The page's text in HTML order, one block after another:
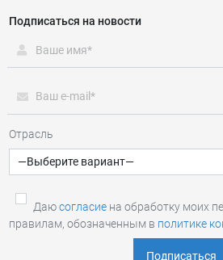
Подписаться на новости
Отрасль
Даюсогласиена обработку моих
правилам, обозначенным в политике